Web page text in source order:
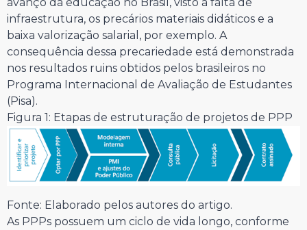
infraestrutura, os precários materiais didáticos e a
baixa valorização salarial, por exemplo. A
consequência dessa precariedade está demonstrada
nos resultados ruins obtidos pelos brasileiros no
Programa Internacional de Avaliação de Estudantes
(Pisa).
Figura 1: Etapas de estruturação de projetos de PPP
Fonte: Elaborado pelos autores do artigo.
As PPPs possuem um ciclo de vida longo, conforme